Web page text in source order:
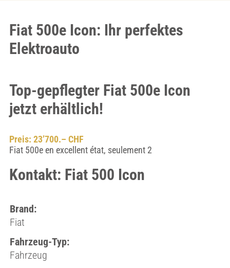
Fiat 500e Icon: Ihr perfektes
Elektroauto
Top-gepflegter Fiat 500e Icon
jetzt erhältlich!
Preis: 23’700.– CHF
Fiat 500e en excellent état, seulement 2
Kontakt: Fiat 500 Icon
Brand:
Fiat
Fahrzeug-Typ:
Fahrzeug